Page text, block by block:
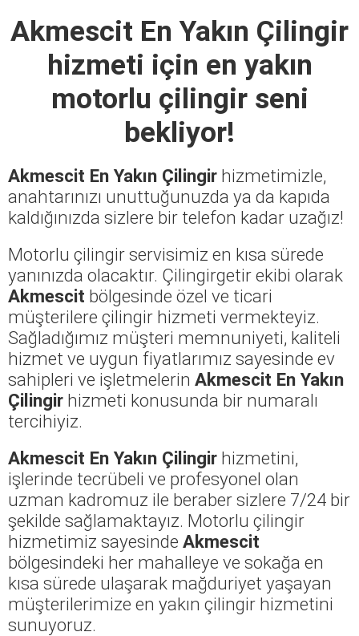
Akmescit En Yakın Çilingir
hizmeti için en yakın
motorlu çilingir seni
bekliyor!
Akmescit En Yakın Çilingir hizmetimizle,
anahtarınızı unuttuğunuzda ya da kapıda
kaldığınızda sizlere bir telefon kadar uzağız!
Motorlu çilingir servisimiz en kısa sürede
yanınızda olacaktır. Çilingirgetir ekibi olarak
Akmescit bölgesinde özel ve ticari
müşterilere çilingir hizmeti vermekteyiz.
Sağladığımız müşteri memnuniyeti, kaliteli
hizmet ve uygun fiyatlarımız sayesinde ev
sahipleri ve işletmelerin Akmescit En Yakın
Çilingir hizmeti konusunda bir numaralı
tercihiyiz.
Akmescit En Yakın Çilingir hizmetini,
işlerinde tecrübeli ve profesyonel olan
uzman kadromuz ile beraber sizlere 7/24 bir
şekilde sağlamaktayız. Motorlu çilingir
hizmetimiz sayesinde Akmescit
bölgesindeki her mahalleye ve sokağa en
kısa sürede ulaşarak mağduriyet yaşayan
müşterilerimize en yakın çilingir hizmetini
sunuyoruz.